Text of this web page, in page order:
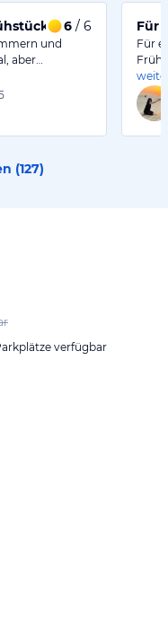
und Anbindung
6 / 6
und
aber…
Für
Für
(127)
verfügbar